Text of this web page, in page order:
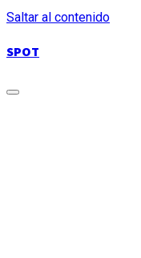
Saltar al contenido
SPOT